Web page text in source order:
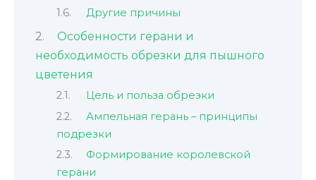
Другие причины
Особенности герани и
необходимость обрезки для пышного
цветения
Цель и польза обрезки
Ампельная герань – принципы
подрезки
Формирование королевской
герани